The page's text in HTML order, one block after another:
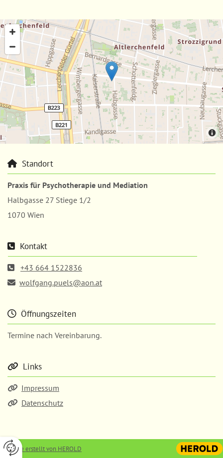
 Standort
Praxis für Psychotherapie und Mediation
Halbgasse 27 Stiege 1/2
1070 Wien
 Kontakt
 +43 664 1522836
 wolfgang.puels@aon.at
Öffnungszeiten
Termine nach Vereinbarung.
 Links
 Impressum
 Datenschutz
Website erstellt von HEROLD